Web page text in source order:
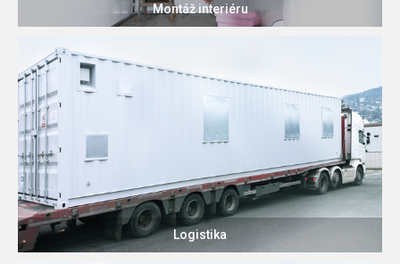
Montáž interiéru
Logistika